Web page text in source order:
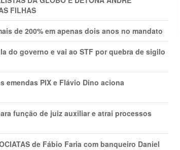
FILHAS
de 200% em apenas dois anos no mandato
do governo e vai ao STF por quebra de sigilo
emendas PIX e Flávio Dino aciona
função de juiz auxiliar e atrai processos
de Fábio Faria com banqueiro Daniel